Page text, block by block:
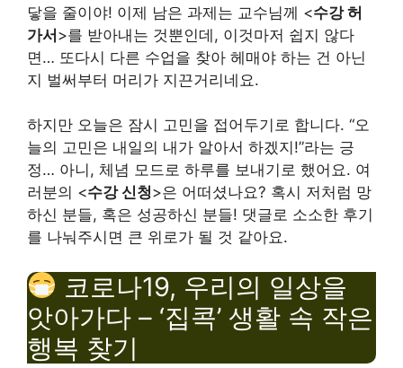
닿을 줄이야! 이제 남은 과제는 교수님께 <수강 허
가서>를 받아내는 것뿐인데, 이것마저 쉽지 않다
면… 또다시 다른 수업을 찾아 헤매야 하는 건 아닌
지 벌써부터 머리가 지끈거리네요.
하지만 오늘은 잠시 고민을 접어두기로 합니다. “오
늘의 고민은 내일의 내가 알아서 하겠지!”라는 긍
정… 아니, 체념 모드로 하루를 보내기로 했어요. 여
러분의 <수강 신청>은 어떠셨나요? 혹시 저처럼 망
하신 분들, 혹은 성공하신 분들! 댓글로 소소한 후기
를 나눠주시면 큰 위로가 될 것 같아요.
코로나19, 우리의 일상을
앗아가다 – ‘집콕’ 생활 속 작은
행복 찾기